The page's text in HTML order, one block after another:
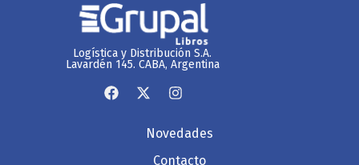
Logística y Distribución S.A.
Lavardén 145. CABA, Argentina
Novedades
Contacto